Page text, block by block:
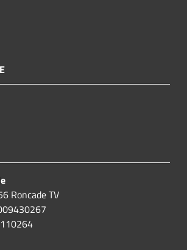
Roncade TV